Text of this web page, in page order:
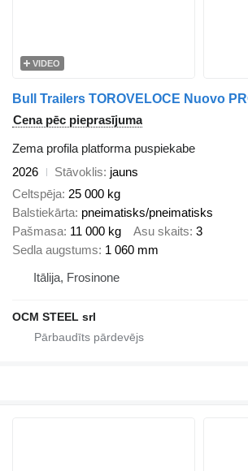
VIDEO
Cena pēc pieprasījuma
Zema profila platforma puspiekabe
2026
Stāvoklis jauns
Celtspēja 25 000 kg
Balstiekārta pneimatisks/pneimatisks
Pašmasa 11 000 kg Asu skaits 3
Sedla augstums 1 060 mm
Itālija, Frosinone
OCM STEEL srl